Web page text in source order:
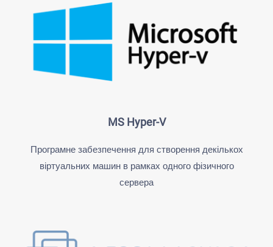
MS Hyper-V
Програмне забезпечення для створення декількох
віртуальних машин в рамках одного фізичного
сервера